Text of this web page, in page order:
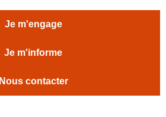
Je m'engage
Je m'informe
Nous contacter